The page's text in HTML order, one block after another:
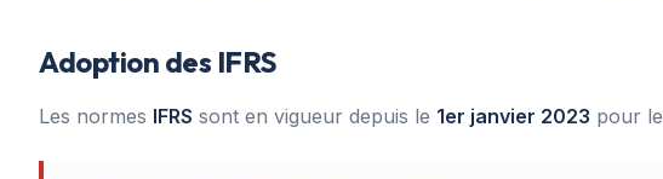
Adoption des IFRS
Les normes IFRS sont en vigueur depuis le 1er janvier 2023 pour